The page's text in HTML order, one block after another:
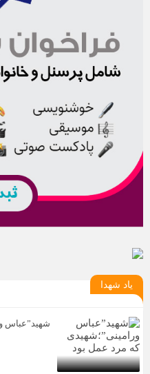
یاد شهدا
شهید”عباس